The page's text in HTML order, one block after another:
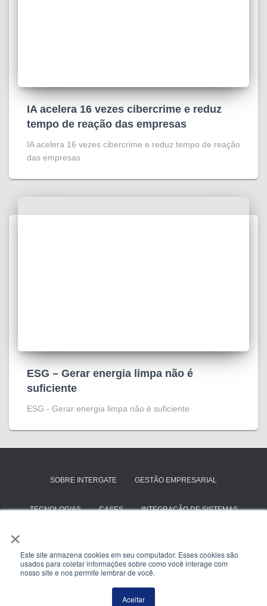
×
Este site armazena cookies em seu computador. Esses cookies são
usados para coletar informações sobre como você interage com
nosso site e nos permite lembrar de você.
Aceitar
IA acelera 16 vezes cibercrime e reduz
tempo de reação das empresas
IA acelera 16 vezes cibercrime e reduz tempo de reação
das empresas
ESG – Gerar energia limpa não é
suficiente
ESG - Gerar energia limpa não é suficiente
SOBRE INTERGATE GESTÃO EMPRESARIAL
TECNOLOGIAS CASES INTEGRAÇÃO DE SISTEMAS
ENTRE EM CONTATO
Hestia | Criado com